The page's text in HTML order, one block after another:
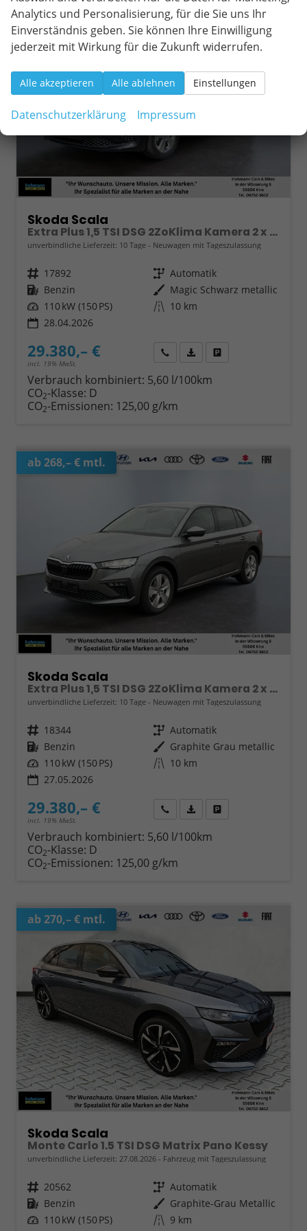
ab 268,– € mtl.
Skoda Scala
Extra Plus 1,5 TSI DSG 2ZoKlima Kamera 2 x PDC Sitzheizung 5j Garantie Dig Cockpit
unverbindliche Lieferzeit: 10 Tage Neuwagen mit Tageszulassung
Fahrzeugnr. 17892 Getriebe Automatik
Kraftstoff Benzin Außenfarbe Magic Schwarz metallic
Leistung 110 kW (150 PS) Kilometerstand 10 km
28.04.2026
29.380,– €
incl. 19% MwSt.
Wir rufen Sie anFahrzeugexposé (PDF)
Verbrauch kombiniert: 5,60 l/100km
CO2-Klasse: D
CO2-Emissionen: 125,00 g/km
ab 268,– € mtl.
Skoda Scala
Extra Plus 1,5 TSI DSG 2ZoKlima Kamera 2 x PDC Sitzheizung 5j Garantie Dig Cockpit
unverbindliche Lieferzeit: 10 Tage Neuwagen mit Tageszulassung
Fahrzeugnr. 18344 Getriebe Automatik
Kraftstoff Benzin Außenfarbe Graphite Grau metallic
Leistung 110 kW (150 PS) Kilometerstand 10 km
27.05.2026
29.380,– €
incl. 19% MwSt.
Wir rufen Sie anFahrzeugexposé (PDF)
Verbrauch kombiniert: 5,60 l/100km
CO2-Klasse: D
CO2-Emissionen: 125,00 g/km
ab 270,– € mtl.
Skoda Scala
Monte Carlo 1.5 TSI DSG Matrix Pano Kessy
unverbindliche Lieferzeit: 27.08.2026 Fahrzeug mit Tageszulassung
Fahrzeugnr. 20562 Getriebe Automatik
Kraftstoff Benzin Außenfarbe Graphite-Grau Metallic
Leistung 110 kW (150 PS) Kilometerstand 9 km
Analytics und Personalisierung, für die Sie uns Ihr
Einverständnis geben. Sie können Ihre Einwilligung
jederzeit mit Wirkung für die Zukunft widerrufen.
Alle akzeptieren Alle ablehnen Einstellungen
Datenschutzerklärung Impressum